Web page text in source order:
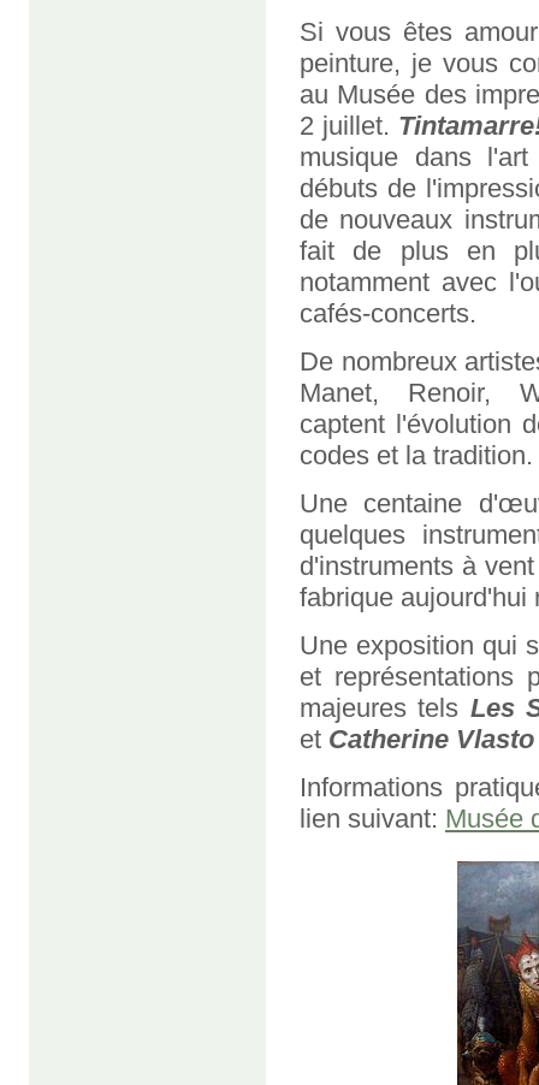
Si vous êtes
peinture, je vous
au Musée des
2 juillet.
musique dans
débuts de
de nouveaux
fait de plus en
notamment avec
cafés-concerts.
De nombreux
Manet, Renoir,
captent l'évolution
codes et la tradition.
Une centaine
quelques
d'instruments à
fabrique
Une exposition qui
et représentations
majeures tels Les
et Catherine Vlasto
Informations
lien suivant: Musée